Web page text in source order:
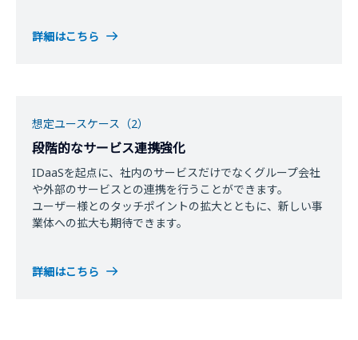
詳細はこちら
想定ユースケース（2）
段階的なサービス連携強化
IDaaSを起点に、社内のサービスだけでなくグループ会社
や外部のサービスとの連携を行うことができます。​
ユーザー様とのタッチポイントの拡大とともに、新しい事
業体への拡大も期待できます。
詳細はこちら